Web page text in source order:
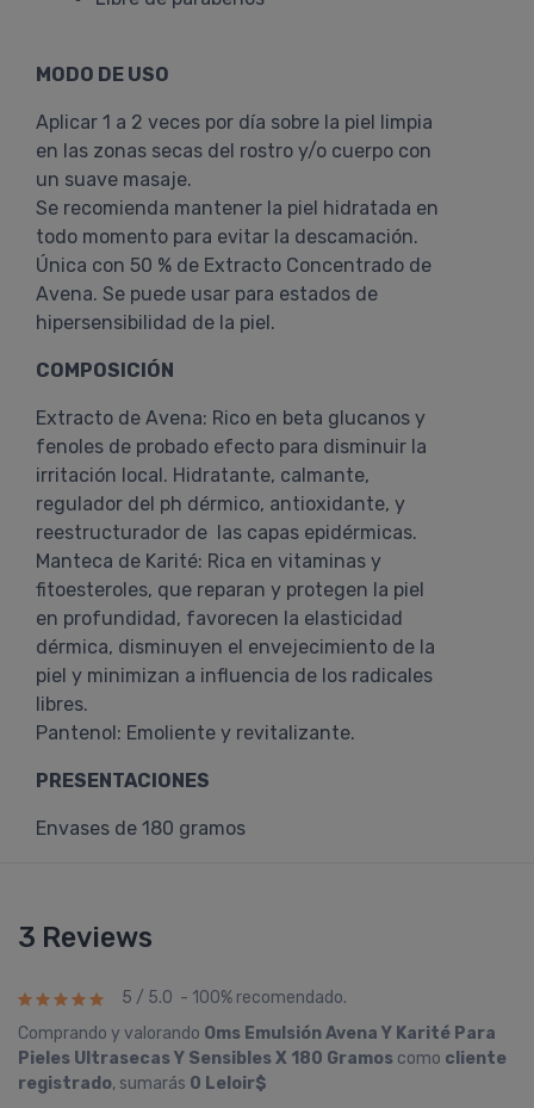
MODO DE USO
Aplicar 1 a 2 veces por día sobre la piel limpia
en las zonas secas del rostro y/o cuerpo con
un suave masaje.
Se recomienda mantener la piel hidratada en
todo momento para evitar la descamación.
Única con 50 % de Extracto Concentrado de
Avena. Se puede usar para estados de
hipersensibilidad de la piel.
COMPOSICIÓN
Extracto de Avena: Rico en beta glucanos y
fenoles de probado efecto para disminuir la
irritación local. Hidratante, calmante,
regulador del ph dérmico, antioxidante, y
reestructurador de las capas epidérmicas.
Manteca de Karité: Rica en vitaminas y
fitoesteroles, que reparan y protegen la piel
en profundidad, favorecen la elasticidad
dérmica, disminuyen el envejecimiento de la
piel y minimizan a influencia de los radicales
libres.
Pantenol: Emoliente y revitalizante.
PRESENTACIONES
Envases de 180 gramos
3 Reviews
5 / 5.0 - 100% recomendado.
Comprando y valorando Oms Emulsión Avena Y Karité Para
Pieles Ultrasecas Y Sensibles X 180 Gramos como cliente
registrado, sumarás 0 Leloir$